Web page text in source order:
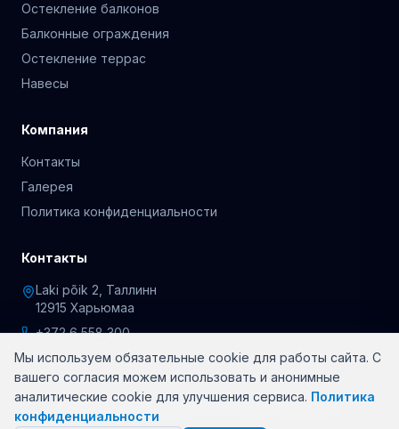
Мы используем обязательные cookie для работы сайта. С
вашего согласия можем использовать и анонимные
аналитические cookie для улучшения сервиса. Политика
конфиденциальности
Остекление балконов
Балконные ограждения
Остекление террас
Навесы
Компания
Контакты
Галерея
Политика конфиденциальности
Контакты
Laki põik 2, Таллинн
12915 Харьюмаа
+372 6 558 300
© 2026 OÜ Rõduklaasid. Все права защищены.